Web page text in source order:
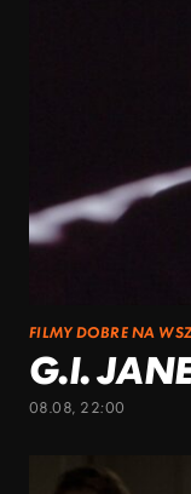
FILMY DOBRE NA
G.I.
08.08, 22:00